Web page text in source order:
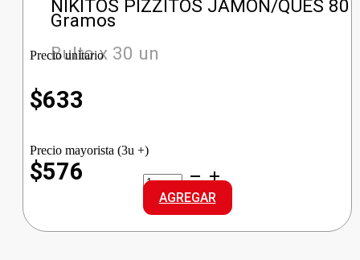
NIKITOS PIZZITOS JAMON/QUES 80
Gramos
Bulto x 30 un
Precio unitario
$633
Precio mayorista (3u +)
$576
NIKITOS
PIZZITOS
JAMON/QUES
cantidad
AGREGAR